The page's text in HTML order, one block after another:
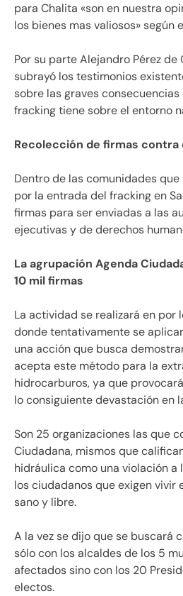
para Chalita «son en nuestra
los bienes mas valiosos» según
Por su parte Alejandro Pérez
subrayó los testimonios
sobre las graves
fracking tiene sobre el entorno
Recolección de firmas contra
Dentro de las comunidades
por la entrada del fracking en
firmas para ser enviadas a las
ejecutivas y de derechos
La agrupación Agenda
10 mil firmas
La actividad se realizará en por
donde tentativamente se
una acción que busca
acepta este método para la
hidrocarburos, ya que
lo consiguiente devastación en
Son 25 organizaciones las que
Ciudadana, mismos que
hidráulica como una violación
los ciudadanos que exigen vivir
sano y libre.
A la vez se dijo que se buscará
sólo con los alcaldes de los 5
afectados sino con los 20
electos.